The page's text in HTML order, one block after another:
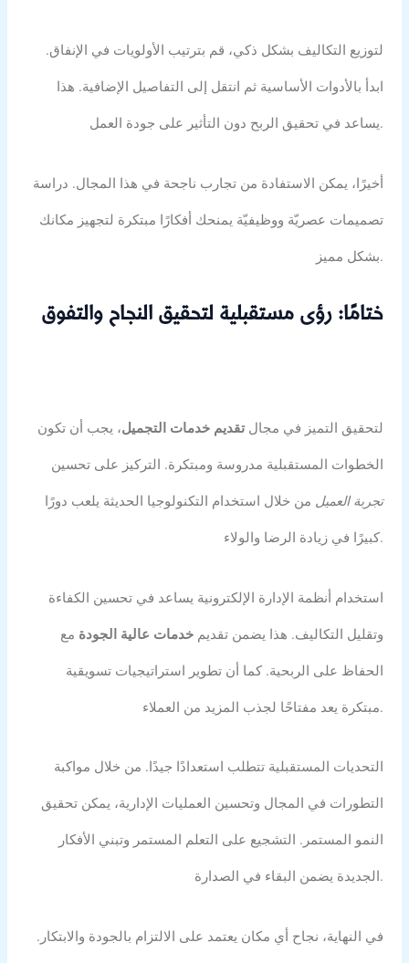
لتوزيع التكاليف بشكل ذكي، قم بترتيب الأولويات في الإنفاق.
ابدأ بالأدوات الأساسية ثم انتقل إلى التفاصيل الإضافية. هذا
يساعد في تحقيق الربح دون التأثير على جودة العمل.
أخيرًا، يمكن الاستفادة من تجارب ناجحة في هذا المجال. دراسة
تصميمات عصريّة ووظيفيّة يمنحك أفكارًا مبتكرة لتجهيز مكانك
بشكل مميز.
ختامًا: رؤى مستقبلية لتحقيق النجاح والتفوق
لتحقيق التميز في مجالتقديم خدمات التجميل، يجب أن تكون
الخطوات المستقبلية مدروسة ومبتكرة. التركيز على تحسين
تجربة العميل من خلال استخدام التكنولوجيا الحديثة يلعب دورًا
كبيرًا في زيادة الرضا والولاء.
استخدام أنظمة الإدارة الإلكترونية يساعد في تحسين الكفاءة
وتقليل التكاليف. هذا يضمن تقديم خدمات عالية الجودة مع
الحفاظ على الربحية. كما أن تطوير استراتيجيات تسويقية
مبتكرة يعد مفتاحًا لجذب المزيد من العملاء.
التحديات المستقبلية تتطلب استعدادًا جيدًا. من خلال مواكبة
التطورات في المجال وتحسين العمليات الإدارية، يمكن تحقيق
النمو المستمر. التشجيع على التعلم المستمر وتبني الأفكار
الجديدة يضمن البقاء في الصدارة.
في النهاية، نجاح أي مكان يعتمد على الالتزام بالجودة والابتكار.